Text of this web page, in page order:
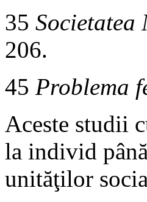
35
206.
45 Problema
Aceste studii
la individ
unităţilor